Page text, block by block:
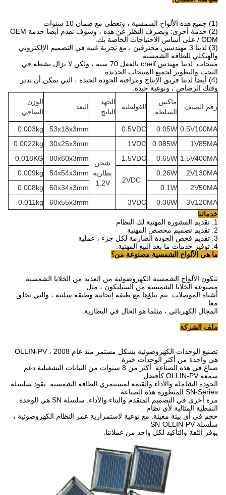
(1) جميع هذه الألواح الشمسية ، وتغطي مع ضمان 10 سنوات
(2) خدمة أخرى: وبصرف النظر عن هذه ، وسوف نقدم أيضا خدمة OEM
/ ODM على أساس الاحتياجات الخاصة بك.
(3) لدينا 3 مهندسين محترفين ، مع تجربة غنية في التصميم الإلكتروني
والهيكلي للطاقة الشمسية
منتجات.
لدينا مهندس cheif بالفعل 70 سنة ، ولكن لا تزال نشطة في
البحث والتطوير لجميع المنتجات الجديدة.
(4) أيضا لدينا فريق الإنتاج ومراقبة الجودة الجيدة ، التي يمكن أن تدير
وقتك الرصاص ، ونوعية جيدة.
رقم الصنف.
ماكس
السلطة
الفولطية
الجهد
الناتج
البعد
الوزن
الصافي
0.5V100MA
0.05W
0.5VDC
53x18x3mm
0.003kg
1V85MA
0.085W
1VDC
30x25x3mm
0.0022kg
1.5V400MA
0.65W
1.5VDC
شحن
بطارية
1.2V
80x60x3mm
0.018KG
2V130MA
0.26W
2VDC
54x54x3mm
0.009kg
2V50MA
0.1W
50x34x3mm
0.008kg
3V120MA
0.36W
3VDC
60x55x3mm
0.011kg
خدماتنا
1. تقديم المشورة المهنية لك النظام
2. تقديم تصميم مخصص المهنية
3. تقديم فحص الجودة الصارمة لكل جزء ، عملية
4. توفير خدمات ما بعد البيع المهنية.
ما هي الألواح الشمسية مصنوعة من؟
تتكون الألواح الشمسية الكهروضوئية من العديد من الخلايا الشمسية.
مصنوعة الخلايا الشمسية من السيليكون ، مثل
أشباه الموصلات.
يتم بناؤها مع طبقة إيجابية وطبقة سلبية ، والتي تخلق
معا
المجال الكهربائي ، مثلما هو الحال في البطارية.
ملف الشركة
تصنيع الوحدات الكهروضوئية بشكل مستمر منذ عام 2008 ، OLLIN-PV
هي واحدة من أكثر الوحدات خبرة
صناع في هذه الصناعة.
أكثر من 8 سنوات من البيانات التشغيلية دعم
سمعة OLLIN-PV كأفضل
الجودة الشاملة والأداء والقيمة لمستثمري الطاقة الشمسية. تقود سلسلة
SN-Series المتطورة هذه الصناعة
مرة أخرى في التصميم المتقدم والبناء والأداء.
سلسلة SN هي الوحدة
النمطية المثالية لأي نظام
حجم في أي بيئة معينة.
مع نوعية لاستمرارية عمر النظام الكهروضوئية ،
سلسلة SN-OLLIN-PV
يوفر الثقة والتأكيد لكل واحد من عملائنا.